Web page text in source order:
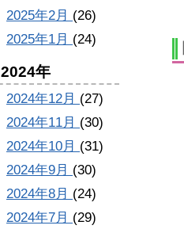
2025年2月 (26)
2025年1月 (24)
2024年
2024年12月 (27)
2024年11月 (30)
2024年10月 (31)
2024年9月 (30)
2024年8月 (24)
2024年7月 (29)